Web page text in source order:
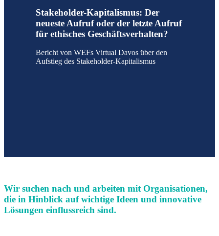
Stakeholder-Kapitalismus: Der
neueste Aufruf oder der letzte Aufruf
für ethisches Geschäftsverhalten?
Bericht von WEFs Virtual Davos über den
Aufstieg des Stakeholder-Kapitalismus
Wir suchen nach und arbeiten mit Organisationen,
die in Hinblick auf wichtige Ideen und innovative
Lösungen einflussreich sind.